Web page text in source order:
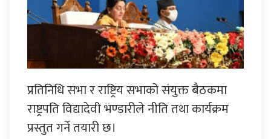
प्रतिनिधि सभा र राष्ट्रिय सभाको संयुक्त बैठकमा
राष्ट्रपति विद्यादेवी भण्डारीले नीति तथा कार्यक्रम
प्रस्तुत गर्ने तयारी छ।